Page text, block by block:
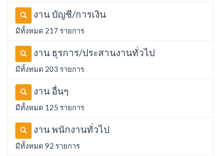
งาน บัญชี/การเงิน
มีทั้งหมด 217 รายการ
งาน ธุรการ/ประสานงานทั่วไป
มีทั้งหมด 203 รายการ
งาน อื่นๆ
มีทั้งหมด 125 รายการ
งาน พนักงานทั่วไป
มีทั้งหมด 92 รายการ